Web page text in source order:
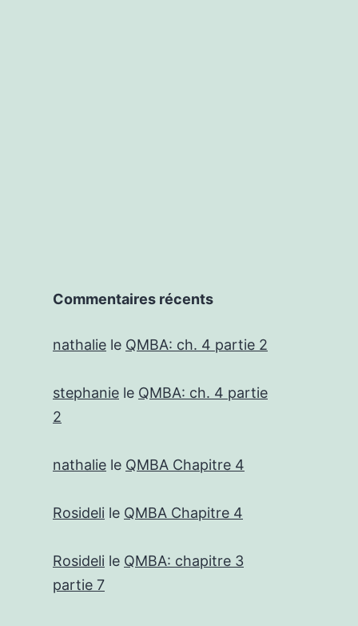
Commentaires récents
nathalie le QMBA: ch. 4 partie 2
stephanie le QMBA: ch. 4 partie
2
nathalie le QMBA Chapitre 4
Rosideli le QMBA Chapitre 4
Rosideli le QMBA: chapitre 3
partie 7